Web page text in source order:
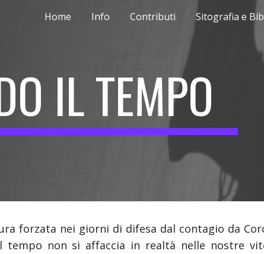
Skip to navigation
Home Info Contributi Sitografia e
IL TEMPO
forzata nei giorni di difesa dal contagio da
tempo non si affaccia in realtà nelle nostre